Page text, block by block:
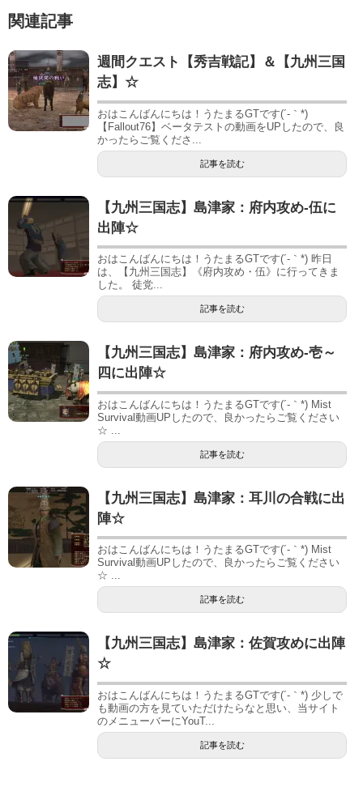
関連記事
週間クエスト【秀吉戦記】＆【九州三国
志】☆
おはこんばんにちは！うたまるGTです(´-｀*)
【Fallout76】ベータテストの動画をUPしたので、良
かったらご覧くださ...
記事を読む
【九州三国志】島津家：府内攻め-伍に
出陣☆
おはこんばんにちは！うたまるGTです(´-｀*) 昨日
は、【九州三国志】《府内攻め・伍》に行ってきま
した。 徒党...
記事を読む
【九州三国志】島津家：府内攻め-壱～
四に出陣☆
おはこんばんにちは！うたまるGTです(´-｀*) Mist
Survival動画UPしたので、良かったらご覧ください
☆ ...
記事を読む
【九州三国志】島津家：耳川の合戦に出
陣☆
おはこんばんにちは！うたまるGTです(´-｀*) Mist
Survival動画UPしたので、良かったらご覧ください
☆ ...
記事を読む
【九州三国志】島津家：佐賀攻めに出陣
☆
おはこんばんにちは！うたまるGTです(´-｀*) 少しで
も動画の方を見ていただけたらなと思い、当サイト
のメニューバーにYouT...
記事を読む